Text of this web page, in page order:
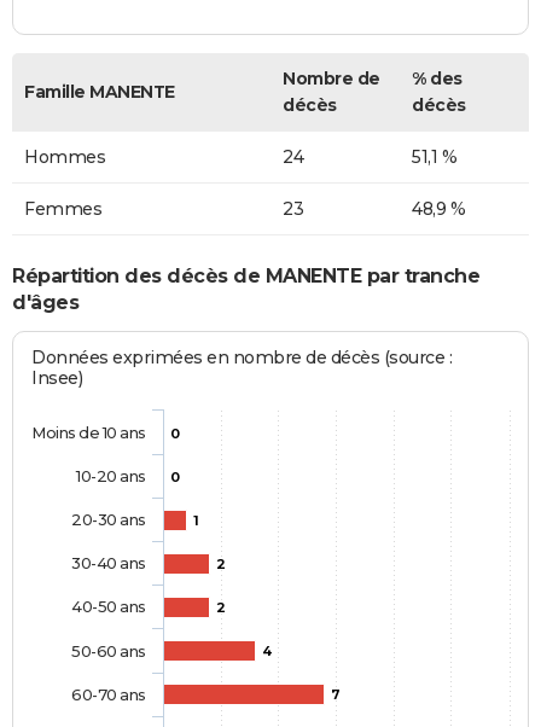
Famille MANENTE
Nombre de
décès
% des
décès
Hommes 24 51,1 %
Femmes 23 48,9 %
Répartition des décès de MANENTE par tranche
d'âges
Données exprimées en nombre de décès (source :
Insee)
0
0
1
2
2
4
7
Moins de 10 ans
10-20 ans
20-30 ans
30-40 ans
40-50 ans
50-60 ans
60-70 ans